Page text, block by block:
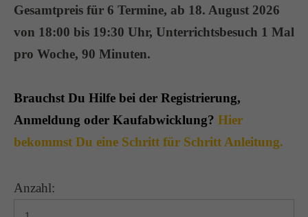
Gesamtpreis für 6 Termine, ab 18. August 2026
von 18:00 bis 19:30 Uhr, Unterrichtsbesuch 1 Mal
pro Woche, 90 Minuten.
Brauchst Du Hilfe bei der Registrierung,
Anmeldung oder Kaufabwicklung? Hier
bekommst Du eine Schritt für Schritt Anleitung.
Anzahl: